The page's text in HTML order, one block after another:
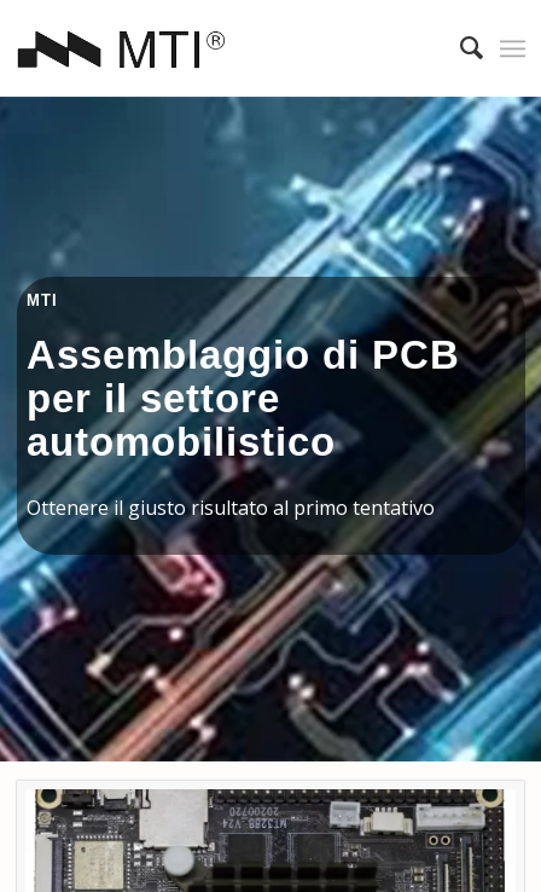
MTI
Assemblaggio di PCB
per il settore
automobilistico
Ottenere il giusto risultato al primo tentativo